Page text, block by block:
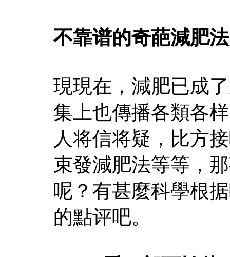
不靠谱的奇葩減肥
現現在，減肥已成
集上也傳播各類各
人将信将疑，比方
束發減肥法等等，
呢？有甚麼科學根
的點评吧。